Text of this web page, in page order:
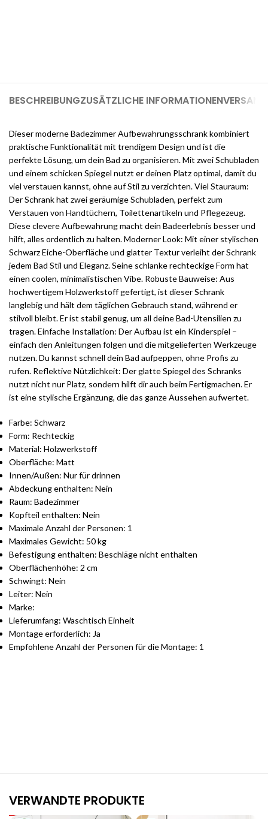
BESCHREIBUNGZUSÄTZLICHE INFORMATIONEN
Dieser moderne Badezimmer Aufbewahrungsschrank kombiniert
praktische Funktionalität mit trendigem Design und ist die
perfekte Lösung, um dein Bad zu organisieren. Mit zwei Schubladen
und einem schicken Spiegel nutzt er deinen Platz optimal, damit du
viel verstauen kannst, ohne auf Stil zu verzichten. Viel Stauraum:
Der Schrank hat zwei geräumige Schubladen, perfekt zum
Verstauen von Handtüchern, Toilettenartikeln und Pflegezeug.
Diese clevere Aufbewahrung macht dein Badeerlebnis besser und
hilft, alles ordentlich zu halten. Moderner Look: Mit einer stylischen
Schwarz Eiche-Oberfläche und glatter Textur verleiht der Schrank
jedem Bad Stil und Eleganz. Seine schlanke rechteckige Form hat
einen coolen, minimalistischen Vibe. Robuste Bauweise: Aus
hochwertigem Holzwerkstoff gefertigt, ist dieser Schrank
langlebig und hält dem täglichen Gebrauch stand, während er
stilvoll bleibt. Er ist stabil genug, um all deine Bad-Utensilien zu
tragen. Einfache Installation: Der Aufbau ist ein Kinderspiel –
einfach den Anleitungen folgen und die mitgelieferten Werkzeuge
nutzen. Du kannst schnell dein Bad aufpeppen, ohne Profis zu
rufen. Reflektive Nützlichkeit: Der glatte Spiegel des Schranks
nutzt nicht nur Platz, sondern hilft dir auch beim Fertigmachen. Er
ist eine stylische Ergänzung, die das ganze Aussehen aufwertet.
Farbe: Schwarz
Form: Rechteckig
Material: Holzwerkstoff
Oberfläche: Matt
Innen/Außen: Nur für drinnen
Abdeckung enthalten: Nein
Raum: Badezimmer
Kopfteil enthalten: Nein
Maximale Anzahl der Personen: 1
Maximales Gewicht: 50 kg
Befestigung enthalten: Beschläge nicht enthalten
Oberflächenhöhe: 2 cm
Schwingt: Nein
Leiter: Nein
Marke:
Lieferumfang: Waschtisch Einheit
Montage erforderlich: Ja
Empfohlene Anzahl der Personen für die Montage: 1
VERWANDTE PRODUKTE